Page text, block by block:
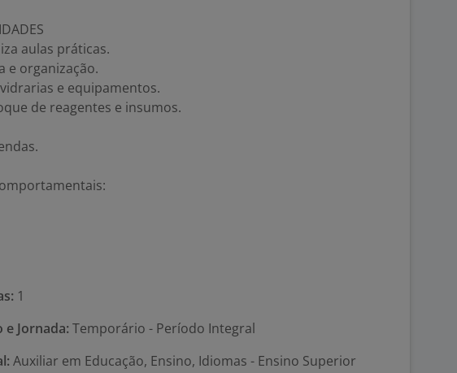
aulas práticas.
e organização.
e equipamentos.
de reagentes e insumos.
1
Jornada: Temporário - Período Integral
Auxiliar em Educação, Ensino, Idiomas - Ensino Superior